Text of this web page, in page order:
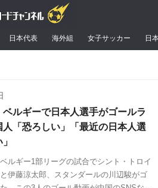
日本代表 海外組 女子サッカー 日
ルギーで日本人選手がゴールラ
人「恐ろしい」「最近の日本人選
ルギー1部リーグの試合でシント・トロイ
伊藤涼太郎、スタンダールの川辺駿がゴ